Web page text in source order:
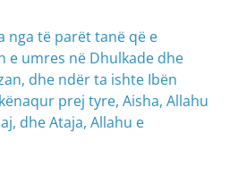
nga të parët tanë që e
e umres në Dhulkade dhe
dhe ndër ta ishte Ibën
prej tyre, Aisha, Allahu
dhe Ataja, Allahu e